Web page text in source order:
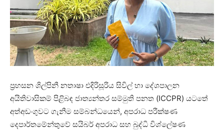
ප්‍රහසන ශිල්පිනී නතාෂා එදිරිසූරිය සිවිල් හා දේශපාලන
අයිතිවාසිකම් පිළිබඳ ජාත්‍යන්තර සම්මුති පනත (ICCPR) යටතේ
අත්අඩංගුවට ගැනීම සම්බන්ධයෙන්, අපරාධ පරීක්ෂණ
දෙපාර්තමේන්තුවේ සයිබර් අපරාධ සහ බුද්ධි විශ්ලේෂණ